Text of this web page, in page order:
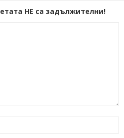
НЕ са задължителни!